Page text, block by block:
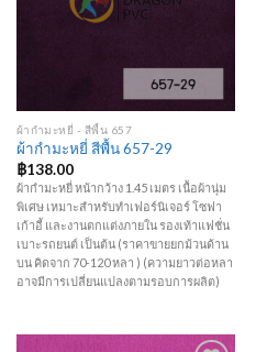
ผ้ากำมะหยี่ - สีพื้น 657
ผ้ากำมะหยี่ สีพื้น 657-29
฿138.00
ผ้ากำมะหยี่ หน้ากว้าง 1.45 เมตร เนื้อผ้านุ่ม
พิเศษ เหมาะสำหรับทำเฟอร์นิเจอร์ โซฟา
เก้าอี้ และงานตกแต่งภายใน รองเท้าแฟชั่น
เบาะรถยนต์ เป็นต้น (ราคาขายยกม้วนด้าน
บน คิดจาก 70-120 หลา ) (ความยาวต่อหลา
อาจมีการเปลี่ยนแปลงตามรอบการผลิต)